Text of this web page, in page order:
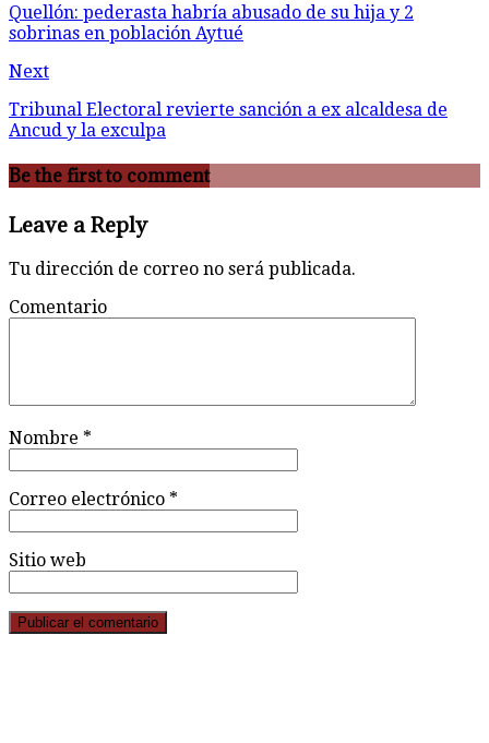
Quellón: pederasta habría abusado de su hija y 2
sobrinas en población Aytué
Next
Tribunal Electoral revierte sanción a ex alcaldesa de
Ancud y la exculpa
Be the first to comment
Leave a Reply
Tu dirección de correo no será publicada.
Comentario
Nombre *
Correo electrónico *
Sitio web